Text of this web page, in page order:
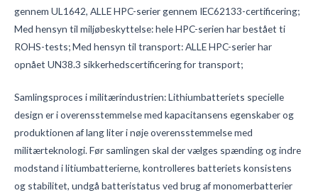
gennem UL1642, ALLE HPC-serier gennem IEC62133-certificering;
Med hensyn til miljøbeskyttelse: hele HPC-serien har bestået ti
ROHS-tests;Med hensyn til transport: ALLE HPC-serier har
opnået UN38.3 sikkerhedscertificering for transport;
Samlingsproces i militærindustrien: Lithiumbatteriets specielle
design er i overensstemmelse med kapacitansens egenskaber og
produktionen af lang liter i nøje overensstemmelse med
militærteknologi. Før samlingen skal der vælges spænding og indre
modstand i litiumbatterierne, kontrolleres batteriets konsistens
og stabilitet, undgå batteristatus ved brug af monomerbatterier